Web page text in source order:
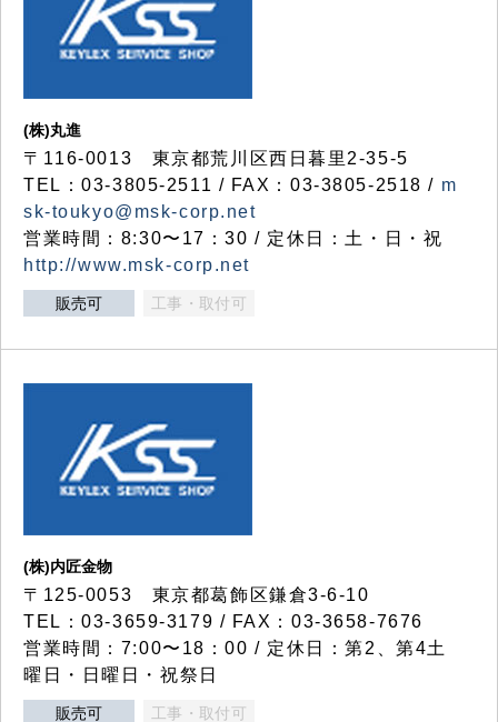
(株)丸進
〒116-0013 東京都荒川区西日暮里2-35-5
TEL：03-3805-2511 / FAX：03-3805-2518 / m
sk-toukyo@msk-corp.net
営業時間：8:30〜17：30 / 定休日：土・日・祝
http://www.msk-corp.net
販売可 工事・取付可
(株)内匠金物
〒125-0053 東京都葛飾区鎌倉3-6-10
TEL：03-3659-3179 / FAX：03-3658-7676
営業時間：7:00〜18：00 / 定休日：第2、第4土
曜日・日曜日・祝祭日
販売可 工事・取付可